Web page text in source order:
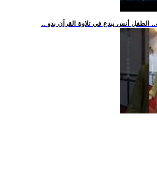
الطفل أنس يبدع في تلاوة القرآن بدو